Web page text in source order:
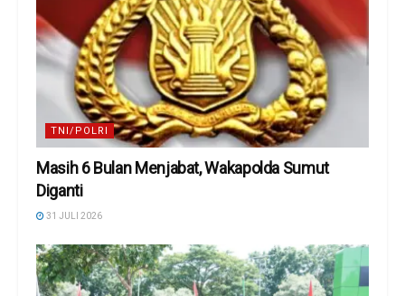
TNI/POLRI
Masih 6 Bulan Menjabat, Wakapolda Sumut
Diganti
31 JULI 2026